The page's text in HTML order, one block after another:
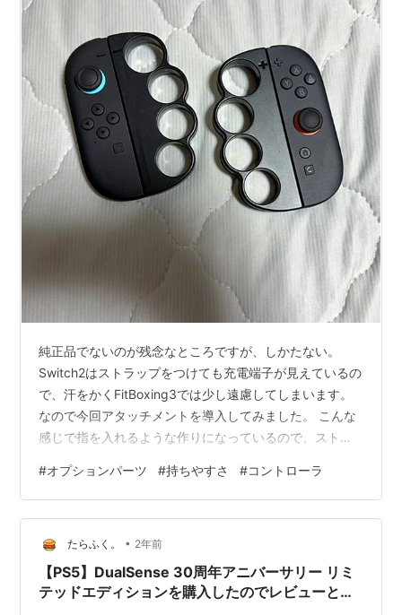
純正品でないのが残念なところですが、しかたない。
Switch2はストラップをつけても充電端子が見えているの
で、汗をかくFitBoxing3では少し遠慮してしまいます。
なので今回アタッチメントを導入してみました。 こんな
感じで指を入れるような作りになっているので、ストラ
早速試してみたいです。 とりあえず、任天堂さんかソフ
ト提供元さん。純正品作って欲しいです。
#オプションパーツ #持ちやすさ #コントローラ
たらふく。 • 2年前
【PS5】DualSense 30周年アニバーサリー リミ
テッドエディションを購入したのでレビューと感